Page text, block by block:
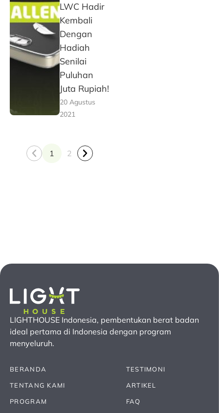
LWC Hadir
Kembali
Dengan
Hadiah
Senilai
Puluhan
Juta Rupiah!
20 Agustus
2021
1 2
LIGHTHOUSE Indonesia, pembentukan berat badan
ideal pertama di Indonesia dengan program
menyeluruh.
BERANDA
TENTANG KAMI
PROGRAM
TESTIMONI
ARTIKEL
FAQ